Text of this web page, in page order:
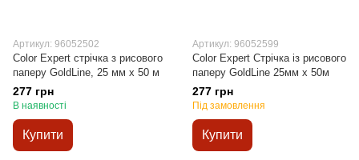
Артикул: 96052502
Color Expert стрічка з рисового
паперу GoldLine, 25 мм х 50 м
277 грн
В наявності
Купити
Артикул: 96052599
Color Expert Стрічка із рисового
паперу GoldLine 25мм x 50м
277 грн
Під замовлення
Купити